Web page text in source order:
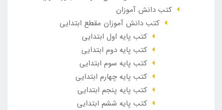
کتب دانش آموزان
کتب دانش آموزان مقطع ابتدایی
کتب پایه اول ابتدایی
کتب پایه دوم ابتدایی
کتب پایه سوم ابتدایی
کتب پایه چهارم ابتدایی
کتب پایه پنجم ابتدایی
کتب پایه ششم ابتدایی